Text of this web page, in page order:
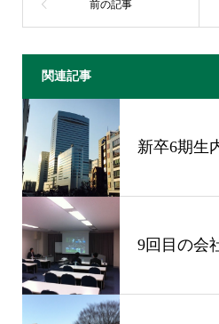
関連記事
新卒6期生
9回目の会